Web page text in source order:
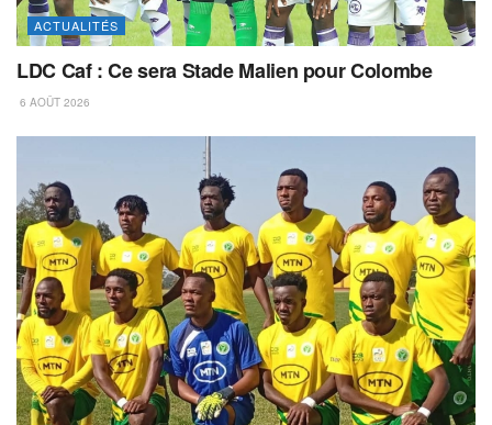
ACTUALITÉS
LDC Caf : Ce sera Stade Malien pour Colombe
6 AOÛT 2026